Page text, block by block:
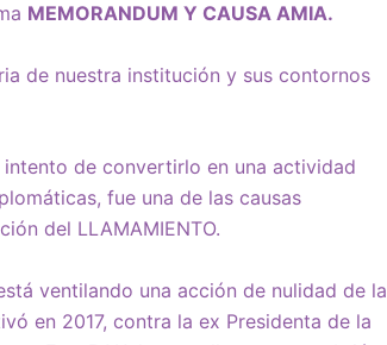
MEMORANDUM Y CAUSA AMIA.
de nuestra institución y sus contornos
de convertirlo en una actividad
fue una de las causas
del LLAMAMIENTO.
ventilando una acción de nulidad de la
en 2017, contra la ex Presidenta de la